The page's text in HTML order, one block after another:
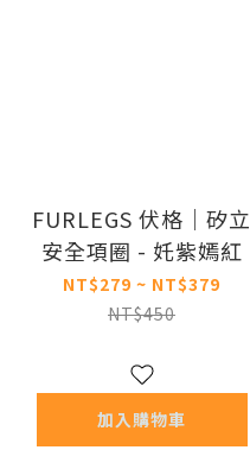
FURLEGS 伏格｜矽立
安全項圈 - 奼紫嫣紅
NT$279 ~ NT$379
NT$450
加入購物車